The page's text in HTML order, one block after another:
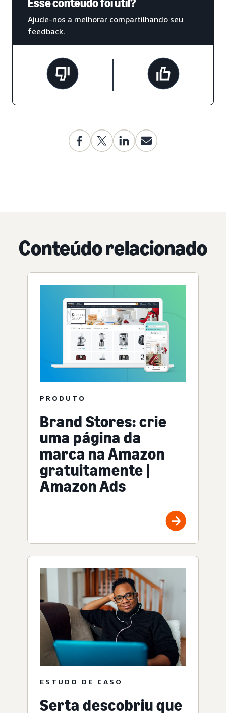
Ajude-nos a melhorar compartilhando seu
feedback.
Conteúdo relacionado
PRODUTO
Brand Stores: crie
uma página da
marca na Amazon
gratuitamente |
Amazon Ads
ESTUDO DE CASO
Serta descobriu que